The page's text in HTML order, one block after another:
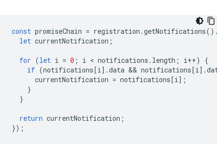
const promiseChain = registration .getNotifications
let currentNotification ;
for (let i = 0 ; i < notifications . length ; i++)
{
if (notifications[i].data && notifications[i].
currentNotification = notifications[i];
}
}
return currentNotification ;
});